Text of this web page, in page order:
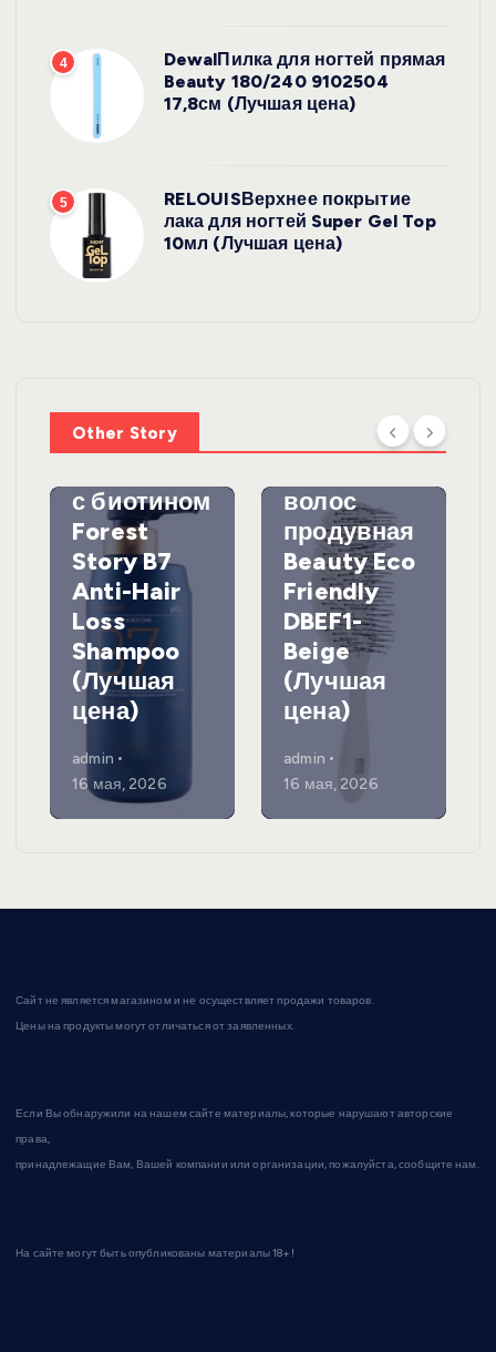
4
DewalПилка для ногтей прямая
Beauty 180/240 9102504
17,8см (Лучшая цена)
5
RELOUISВерхнее покрытие
лака для ногтей Super Gel Top
10мл (Лучшая цена)
Other Story
волос
против
с биотином
Forest
Story B7
Anti-Hair
Loss
Shampoo
(Лучшая
цена)
admin
16 мая, 2026
DewalЩетк
волос
продувная
Beauty Eco
Friendly
DBEF1-
Beige
(Лучшая
цена)
admin
16 мая, 2026
Сайт не является магазином и не осуществляет продажи товаров.
Цены на продукты могут отличаться от заявленных.
Если Вы обнаружили на нашем сайте материалы, которые нарушают авторские
права,
принадлежащие Вам, Вашей компании или организации, пожалуйста, сообщите нам.
На сайте могут быть опубликованы материалы 18+!